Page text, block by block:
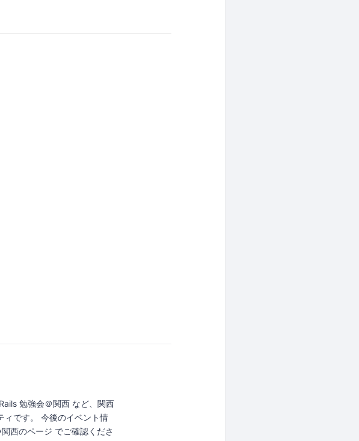
勉強会＠関西 など、関西
ィです。 今後のイベント情
西のページ でご確認くださ